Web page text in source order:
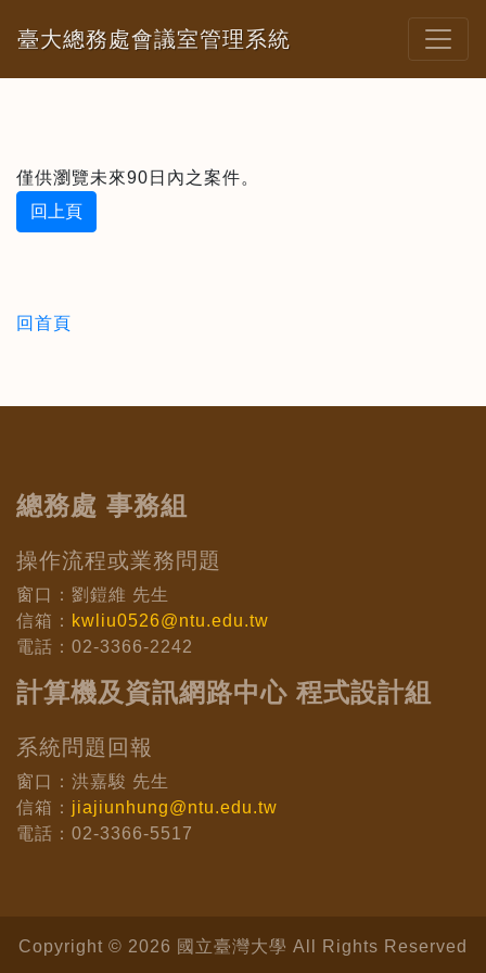
臺大總務處會議室管理系統
僅供瀏覽未來90日內之案件。
回上頁
回首頁
總務處 事務組
操作流程或業務問題
窗口：劉鎧維 先生
信箱： kwliu0526@ntu.edu.tw
電話：02-3366-2242
計算機及資訊網路中心 程式設計組
系統問題回報
窗口：洪嘉駿 先生
信箱： jiajiunhung@ntu.edu.tw
電話：02-3366-5517
Copyright © 2026 國立臺灣大學 All Rights Reserved